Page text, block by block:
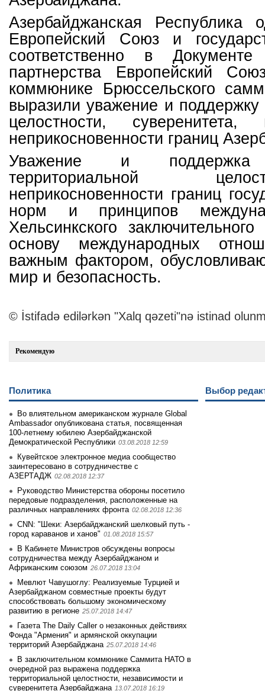
Азербайджанская Республика
Европейский Союз и
соответственно в
партнерства Европейский
коммюнике Брюссельского
выразили уважение и поддержку
целостности,
неприкосновенности границ
Уважение и поддержка
территориальной
неприкосновенности границ
норм и принципов
Хельсинкского
основу международных
важным фактором,
мир и безопасность.
© İstifadə edilərkən "Xalq qəzeti"nə istinad
Рекомендую
Политика
Во влиятельном американском журнале Global
Ambassador опубликована статья, посвященная
100-летнему юбилею Азербайджанской
Демократической Республики 03.08.2018 12:59
Кувейтское электронное медиа сообщество
заинтеpесовано в сотрудничестве с
АЗЕРТАДЖ 02.08.2018 12:37
Руководство Министерства обороны посетило
передовые подразделения, расположенные на
различных направлениях фронта 02.08.2018 12:36
CNN: "Шеки: Азербайджанский шелковый путь -
город караванов и ханов" 01.08.2018 15:57
В Кабинете Министров обсуждены вопросы
сотрудничества между Азербайджаном и
Африканским союзом 26.07.2018 13:04
Мевлют Чавушоглу: Реализуемые Турцией и
Азербайджаном совместные проекты будут
способствовать большому экономическому
развитию в регионе 25.07.2018 14:47
Газета The Daily Caller о незаконных действиях
Фонда "Армения" и армянской оккупации
территорий Азербайджана 25.07.2018 14:46
В заключительном коммюнике Саммита НАТО в
очередной раз выражена поддержка
территориальной целостности, независимости и
суверенитета Азербайджана 13.07.2018 16:19
Выбор